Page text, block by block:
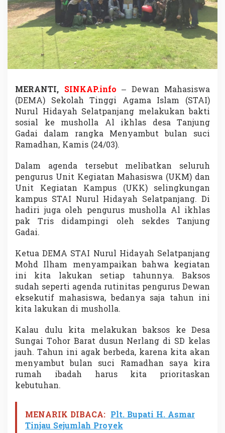
h
S
e
l
a
t
p
n
j
a
n
g
G
r
B
a
k
t
i
S
i
a
l
MERANTI, SINKAP.info – Dewan Mahasiswa
(DEMA) Sekolah Tinggi Agama Islam (STAI)
Nurul Hidayah Selatpanjang melakukan bakti
sosial ke musholla Al ikhlas desa Tanjung
Gadai dalam rangka Menyambut bulan suci
Ramadhan, Kamis (24/03).
Dalam agenda tersebut melibatkan seluruh
pengurus Unit Kegiatan Mahasiswa (UKM) dan
Unit Kegiatan Kampus (UKK) selingkungan
kampus STAI Nurul Hidayah Selatpanjang. Di
hadiri juga oleh pengurus musholla Al ikhlas
pak Tris didampingi oleh sekdes Tanjung
Gadai.
Ketua DEMA STAI Nurul Hidayah Selatpanjang
Mohd Ilham menyampaikan bahwa kegiatan
ini kita lakukan setiap tahunnya. Baksos
sudah seperti agenda rutinitas pengurus Dewan
eksekutif mahasiswa, bedanya saja tahun ini
kita lakukan di musholla.
Kalau dulu kita melakukan baksos ke Desa
Sungai Tohor Barat dusun Nerlang di SD kelas
jauh. Tahun ini agak berbeda, karena kita akan
menyambut bulan suci Ramadhan saya kira
rumah ibadah harus kita prioritaskan
kebutuhan.
MENARIK DIBACA: Plt. Bupati H. Asmar
Tinjau Sejumlah Proyek